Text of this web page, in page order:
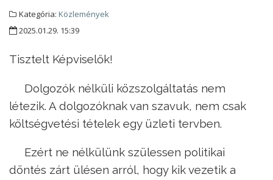
Kategória: Közlemények
2025.01.29. 15:39
Tisztelt Képviselők!
Dolgozók nélküli közszolgáltatás nem
létezik. A dolgozóknak van szavuk, nem csak
költségvetési tételek egy üzleti tervben.
Ezért ne nélkülünk szülessen politikai
döntés zárt ülésen arról, hogy kik vezetik a